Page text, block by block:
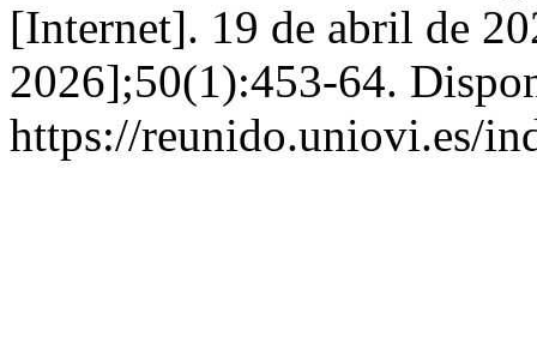
[Internet]. 19 de abril de
2026];50(1):453-64.
https://reunido.uniovi.es/